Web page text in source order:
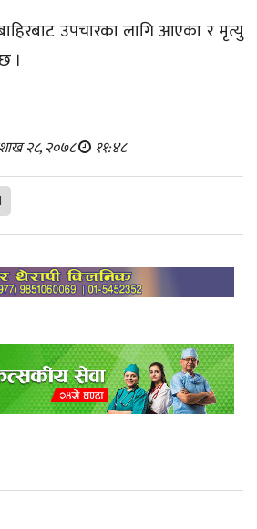
उपचारका लागि आएका र मृत्यु
।
२८, २०७८ ११:४८